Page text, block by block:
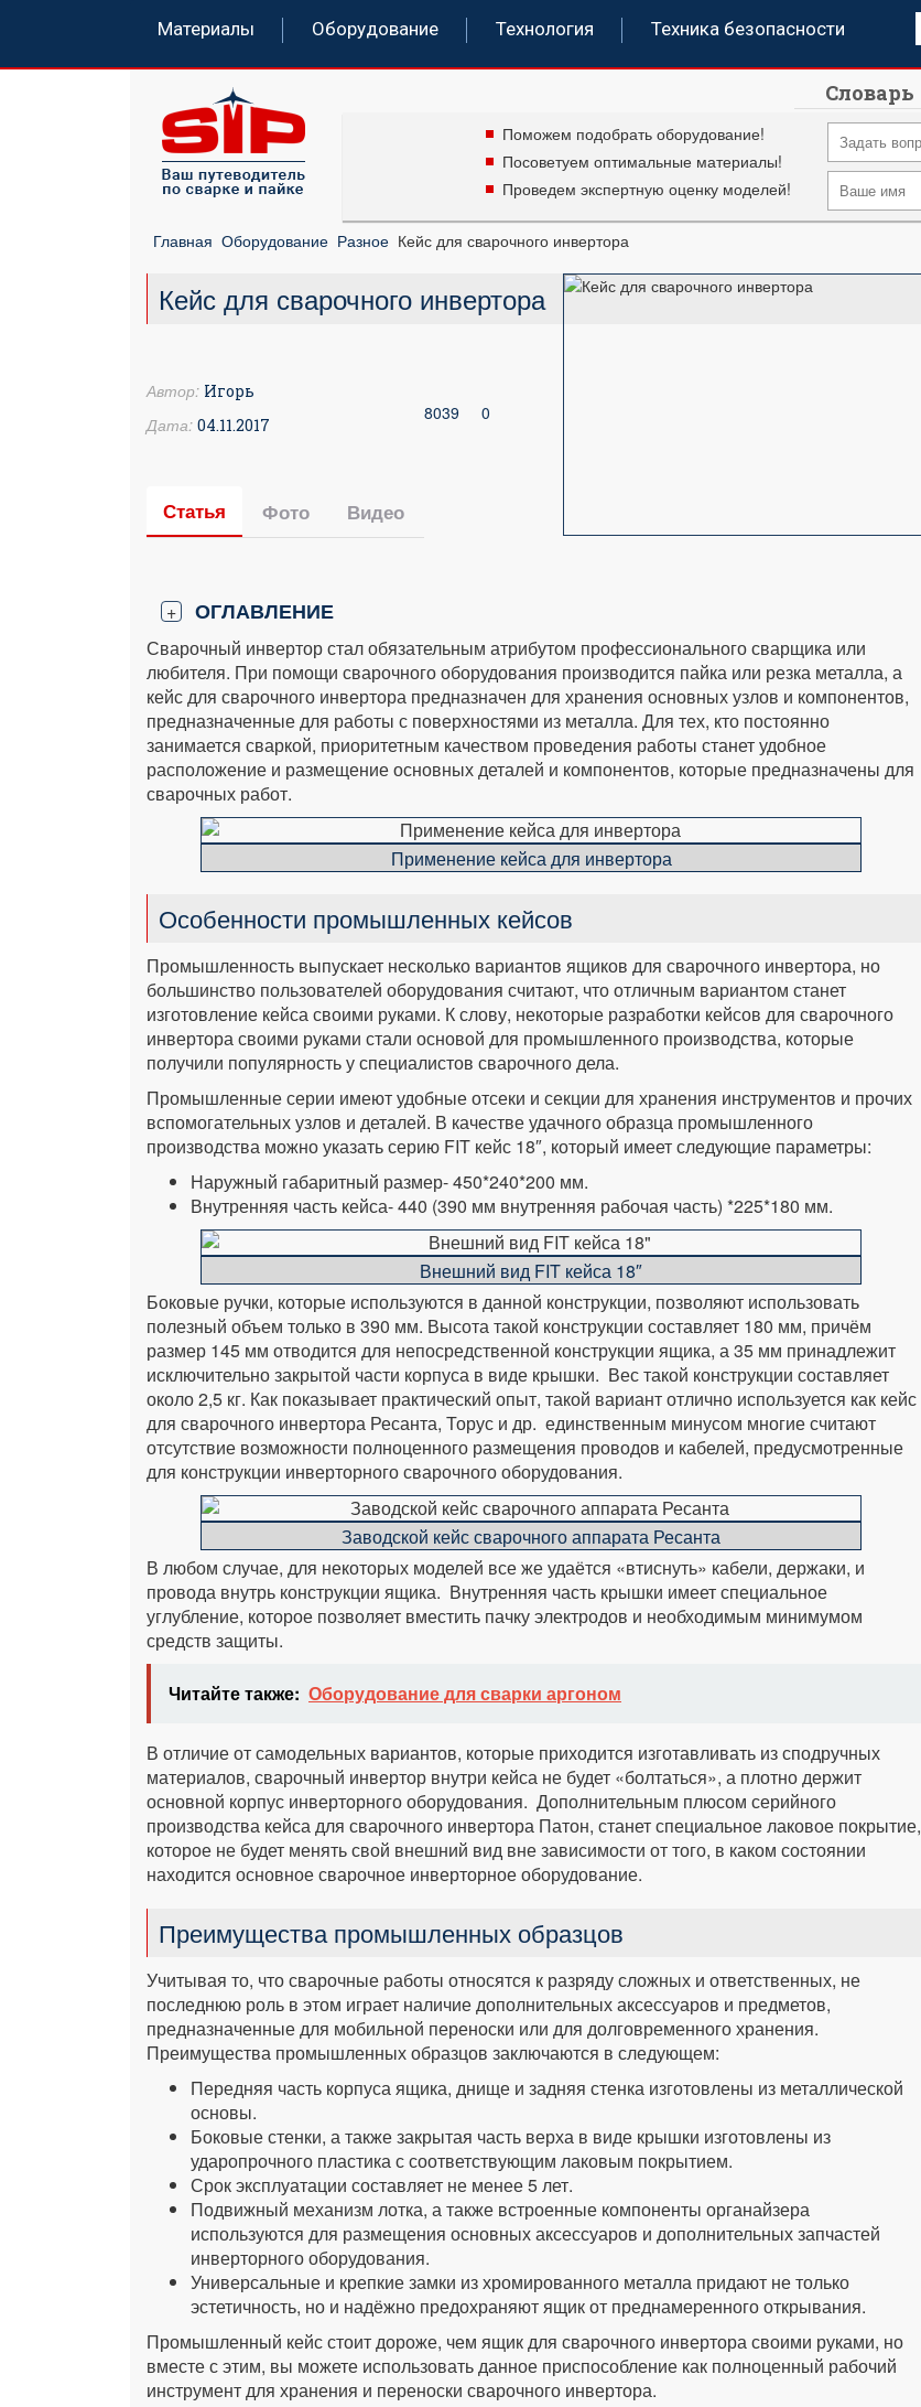
Материалы Оборудование Технология Техника безопасности
Словарь
Поможем подобрать оборудование!
Посоветуем оптимальные материалы!
Проведем экспертную оценку моделей!
Главная Оборудование Разное Кейс для сварочного инвертора
Кейс для сварочного инвертора
Автор: Игорь
Дата: 04.11.2017
8039 0
Статья Фото Видео
+ ОГЛАВЛЕНИЕ
Сварочный инвертор стал обязательным атрибутом профессионального сварщика или
любителя. При помощи сварочного оборудования производится пайка или резка металла, а
кейс для сварочного инвертора предназначен для хранения основных узлов и компонентов,
предназначенные для работы с поверхностями из металла. Для тех, кто постоянно
занимается сваркой, приоритетным качеством проведения работы станет удобное
расположение и размещение основных деталей и компонентов, которые предназначены для
сварочных работ.
Применение кейса для инвертора
Особенности промышленных кейсов
Промышленность выпускает несколько вариантов ящиков для сварочного инвертора, но
большинство пользователей оборудования считают, что отличным вариантом станет
изготовление кейса своими руками. К слову, некоторые разработки кейсов для сварочного
инвертора своими руками стали основой для промышленного производства, которые
получили популярность у специалистов сварочного дела.
Промышленные серии имеют удобные отсеки и секции для хранения инструментов и прочих
вспомогательных узлов и деталей. В качестве удачного образца промышленного
производства можно указать серию FIT кейс 18″, который имеет следующие параметры:
Наружный габаритный размер- 450*240*200 мм.
Внутренняя часть кейса- 440 (390 мм внутренняя рабочая часть) *225*180 мм.
Внешний вид FIT кейса 18″
Боковые ручки, которые используются в данной конструкции, позволяют использовать
полезный объем только в 390 мм. Высота такой конструкции составляет 180 мм, причём
размер 145 мм отводится для непосредственной конструкции ящика, а 35 мм принадлежит
исключительно закрытой части корпуса в виде крышки. Вес такой конструкции составляет
около 2,5 кг. Как показывает практический опыт, такой вариант отлично используется как кейс
для сварочного инвертора Ресанта, Торус и др. единственным минусом многие считают
отсутствие возможности полноценного размещения проводов и кабелей, предусмотренные
для конструкции инверторного сварочного оборудования.
Заводской кейс сварочного аппарата Ресанта
В любом случае, для некоторых моделей все же удаётся «втиснуть» кабели, держаки, и
провода внутрь конструкции ящика. Внутренняя часть крышки имеет специальное
углубление, которое позволяет вместить пачку электродов и необходимым минимумом
средств защиты.
Читайте также: Оборудование для сварки аргоном
В отличие от самодельных вариантов, которые приходится изготавливать из сподручных
материалов, сварочный инвертор внутри кейса не будет «болтаться», а плотно держит
основной корпус инверторного оборудования. Дополнительным плюсом серийного
производства кейса для сварочного инвертора Патон, станет специальное лаковое покрытие,
которое не будет менять свой внешний вид вне зависимости от того, в каком состоянии
находится основное сварочное инверторное оборудование.
Преимущества промышленных образцов
Учитывая то, что сварочные работы относятся к разряду сложных и ответственных, не
последнюю роль в этом играет наличие дополнительных аксессуаров и предметов,
предназначенные для мобильной переноски или для долговременного хранения.
Преимущества промышленных образцов заключаются в следующем:
Передняя часть корпуса ящика, днище и задняя стенка изготовлены из металлической
основы.
Боковые стенки, а также закрытая часть верха в виде крышки изготовлены из
ударопрочного пластика с соответствующим лаковым покрытием.
Срок эксплуатации составляет не менее 5 лет.
Подвижный механизм лотка, а также встроенные компоненты органайзера
используются для размещения основных аксессуаров и дополнительных запчастей
инверторного оборудования.
Универсальные и крепкие замки из хромированного металла придают не только
эстетичность, но и надёжно предохраняют ящик от преднамеренного открывания.
Промышленный кейс стоит дороже, чем ящик для сварочного инвертора своими руками, но
вместе с этим, вы можете использовать данное приспособление как полноценный рабочий
инструмент для хранения и переноски сварочного инвертора.